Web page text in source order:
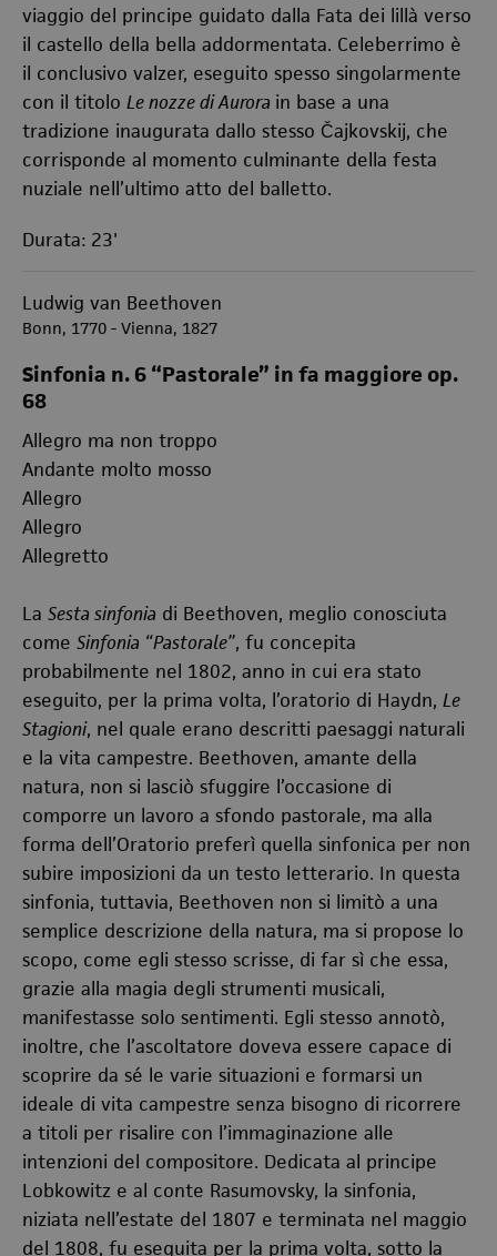
viaggio del principe guidato dalla Fata dei lillà verso
il castello della bella addormentata. Celeberrimo è
il conclusivo valzer, eseguito spesso singolarmente
con il titolo Le nozze di Aurora in base a una
tradizione inaugurata dallo stesso Čajkovskij, che
corrisponde al momento culminante della festa
nuziale nell’ultimo atto del balletto.
Durata: 23'
Ludwig van Beethoven
Bonn, 1770 - Vienna, 1827
Sinfonia n. 6 “Pastorale” in fa maggiore op.
68
Allegro ma non troppo
Andante molto mosso
Allegro
Allegro
Allegretto
La Sesta sinfonia di Beethoven, meglio conosciuta
come Sinfonia “Pastorale”, fu concepita
probabilmente nel 1802, anno in cui era stato
eseguito, per la prima volta, l’oratorio di Haydn, Le
Stagioni, nel quale erano descritti paesaggi naturali
e la vita campestre. Beethoven, amante della
natura, non si lasciò sfuggire l’occasione di
comporre un lavoro a sfondo pastorale, ma alla
forma dell’Oratorio preferì quella sinfonica per non
subire imposizioni da un testo letterario. In questa
sinfonia, tuttavia, Beethoven non si limitò a una
semplice descrizione della natura, ma si propose lo
scopo, come egli stesso scrisse, di far sì che essa,
grazie alla magia degli strumenti musicali,
manifestasse solo sentimenti. Egli stesso annotò,
inoltre, che l’ascoltatore doveva essere capace di
scoprire da sé le varie situazioni e formarsi un
ideale di vita campestre senza bisogno di ricorrere
a titoli per risalire con l’immaginazione alle
intenzioni del compositore. Dedicata al principe
Lobkowitz e al conte Rasumovsky, la sinfonia,
niziata nell’estate del 1807 e terminata nel maggio
del 1808, fu eseguita per la prima volta, sotto la